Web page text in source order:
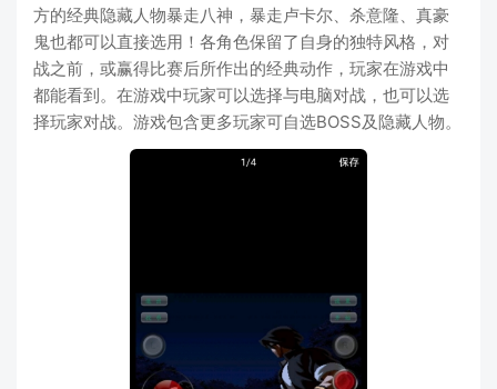
方的经典隐藏人物暴走八神，暴走卢卡尔、杀意隆、真豪
鬼也都可以直接选用！各角色保留了自身的独特风格，对
战之前，或赢得比赛后所作出的经典动作，玩家在游戏中
都能看到。在游戏中玩家可以选择与电脑对战，也可以选
择玩家对战。游戏包含更多玩家可自选BOSS及隐藏人物。